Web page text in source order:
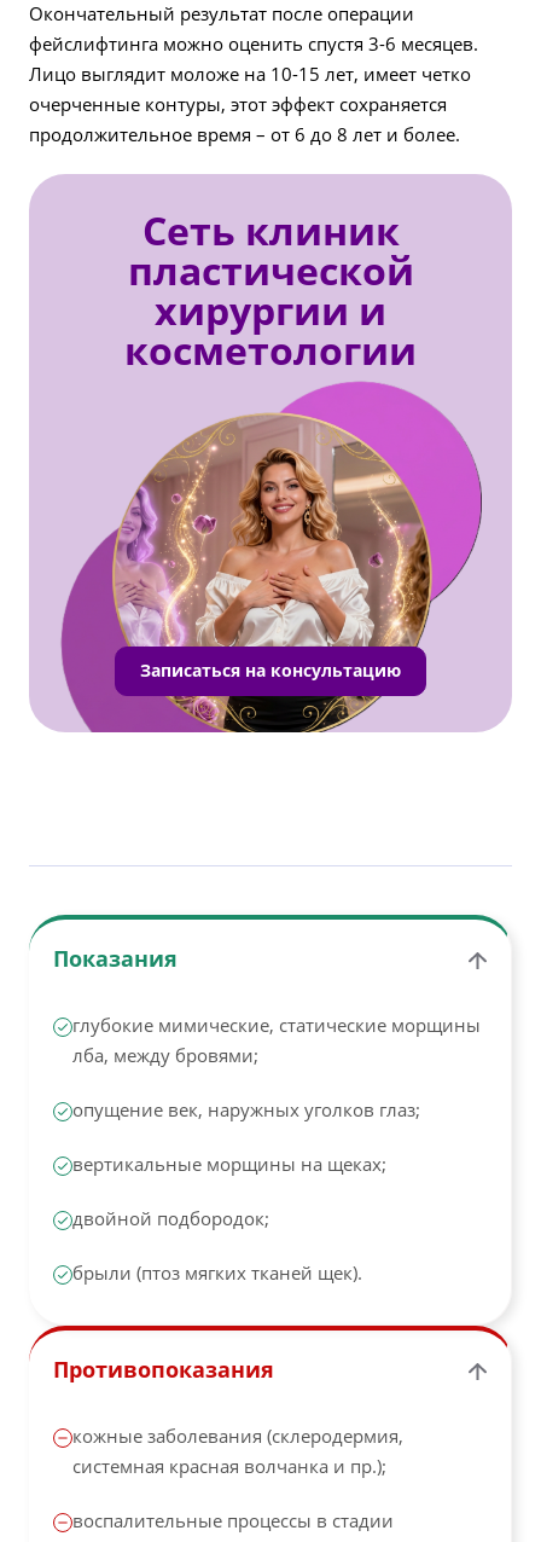
Окончательный результат после операции
фейслифтинга можно оценить спустя 3-6 месяцев.
Лицо выглядит моложе на 10-15 лет, имеет четко
очерченные контуры, этот эффект сохраняется
продолжительное время – от 6 до 8 лет и более.
Сеть клиник
пластической
хирургии и
косметологии
Записаться на консультацию
Показания
глубокие мимические, статические морщины
лба, между бровями;
опущение век, наружных уголков глаз;
вертикальные морщины на щеках;
двойной подбородок;
брыли (птоз мягких тканей щек).
Противопоказания
кожные заболевания (склеродермия,
системная красная волчанка и пр.);
воспалительные процессы в стадии